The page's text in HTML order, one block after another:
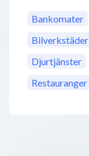
Bankomater
Bilverkstäder
Djurtjänster
Restauranger